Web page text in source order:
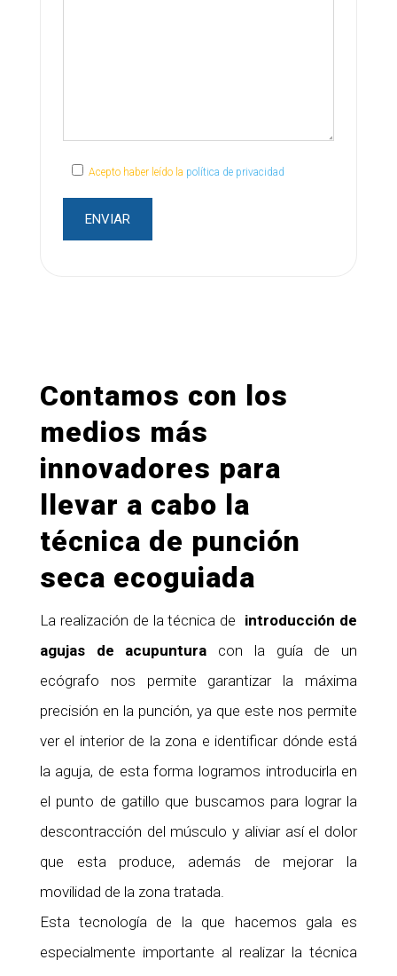
Acepto haber leído la política de privacidad
Contamos con los
medios más
innovadores para
llevar a cabo la
técnica de punción
seca ecoguiada
La realización de la técnica de introducción de
agujas de acupuntura con la guía de un
ecógrafo nos permite garantizar la máxima
precisión en la punción, ya que este nos permite
ver el interior de la zona e identificar dónde está
la aguja, de esta forma logramos introducirla en
el punto de gatillo que buscamos para lograr la
descontracción del músculo y aliviar así el dolor
que esta produce, además de mejorar la
movilidad de la zona tratada.
Esta tecnología de la que hacemos gala es
especialmente importante al realizar la técnica